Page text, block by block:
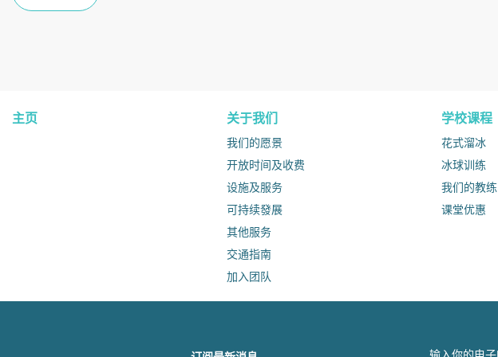
主页 关于我们
我们的愿景
开放时间及收费
设施及服务
可持续發展
其他服务
交通指南
加入团队
学校课程
花式溜冰
冰球训练
我们的教练
课堂优惠